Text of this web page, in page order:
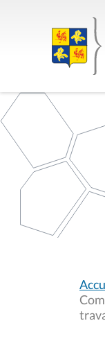
o
u
s
ê